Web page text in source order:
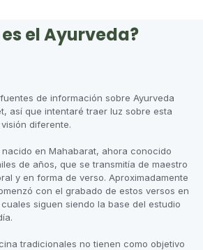
es el Ayurveda?
de información sobre Ayurveda
así que intentaré traer luz sobre esta
diferente.
nacido en Mahabarat, ahora conocido
de años, que se transmitía de maestro
y en forma de verso. Aproximadamente
con el grabado de estos versos en
siguen siendo la base del estudio
tradicionales no tienen como objetivo